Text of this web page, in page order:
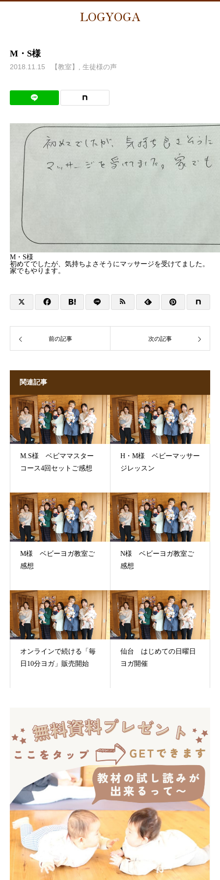
LOGYOGA
M・S様
2018.11.15 【教室】 生徒様の声
M・S様
初めてでしたが、気持ちよさそうにマッサージを受けてました。
家でもやります。
前の記事 次の記事
関連記事
M.S様 ベビママスター
コース4回セットご感想
H・M様 ベビーマッサー
ジレッスン
M様 ベビーヨガ教室ご
感想
N様 ベビーヨガ教室ご
感想
オンラインで続ける「毎
日10分ヨガ」販売開始
仙台 はじめての日曜日
ヨガ開催